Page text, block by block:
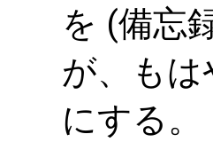
を (備忘
が、も
にする。